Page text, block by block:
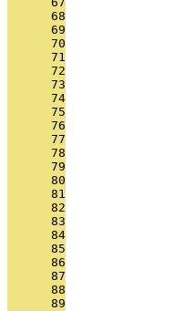
      68
      69
      70
      71
      72
      73
      74
      75
      76
      77
      78
      79
      80
      81
      82
      83
      84
      85
      86
      87
      88
      89